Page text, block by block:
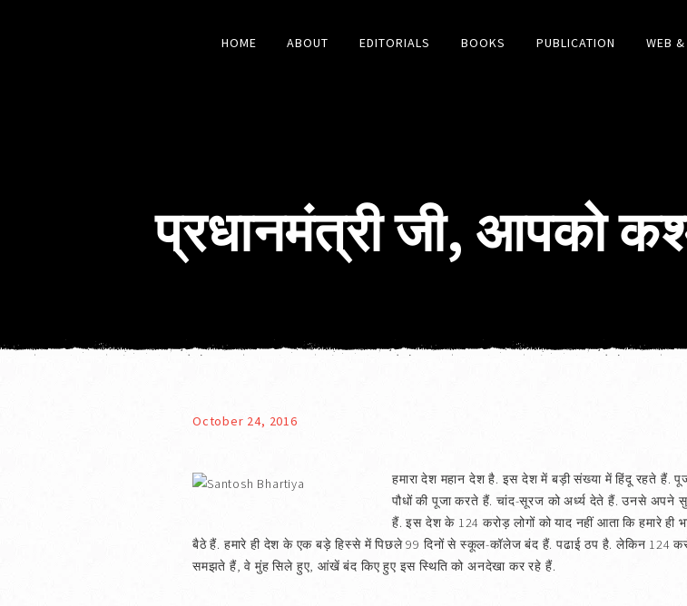
HOME ABOUT EDITORIALS BOOKS PUBLICATION WEB
प्रधानमंत्री जी, आपको
October 24, 2016
हमारा देश महान देश है. इस देश में बड़ी संख्या में हिंदू रहते हैं.
पौधों की पूजा करते हैं. चांद-सूरज को अर्ध्य देते हैं. उनसे
हैं. इस देश के 124 करोड़ लोगों को याद नहीं आता कि हमारे ही
बैठे हैं. हमारे ही देश के एक बड़े हिस्से में पिछले 99 दिनों से स्कूल-कॉलेज बंद हैं. पढाई ठप है. लेकिन 124
समझते हैं, वे मुंह सिले हुए, आंखें बंद किए हुए इस स्थिति को अनदेखा कर रहे हैं.